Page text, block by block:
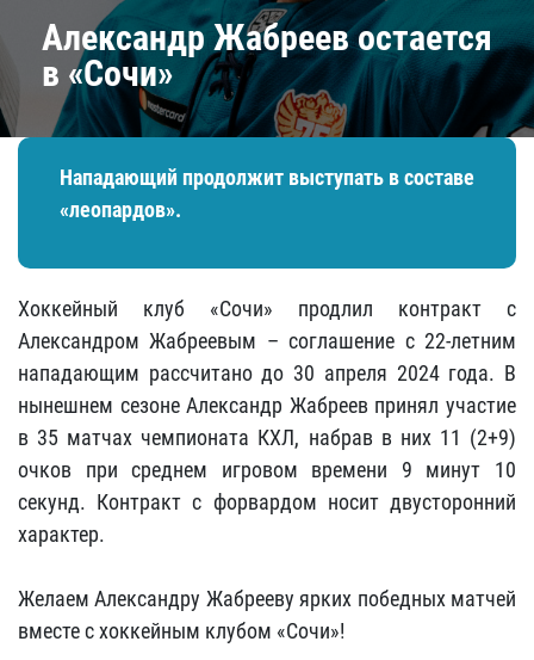
Александр Жабреев остается
в «Сочи»
Нападающий продолжит выступать в составе
«леопардов».
Хоккейный клуб «Сочи» продлил контракт с
Александром Жабреевым – соглашение с 22-летним
нападающим рассчитано до 30 апреля 2024 года. В
нынешнем сезоне Александр Жабреев принял участие
в 35 матчах чемпионата КХЛ, набрав в них 11 (2+9)
очков при среднем игровом времени 9 минут 10
секунд. Контракт с форвардом носит двусторонний
характер.
Желаем Александру Жабрееву ярких победных матчей
вместе с хоккейным клубом «Сочи»!